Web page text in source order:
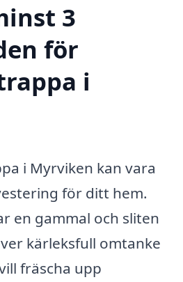
3
för
i
i Myrviken kan vara
för ditt hem.
en gammal och sliten
kärleksfull omtanke
fräscha upp